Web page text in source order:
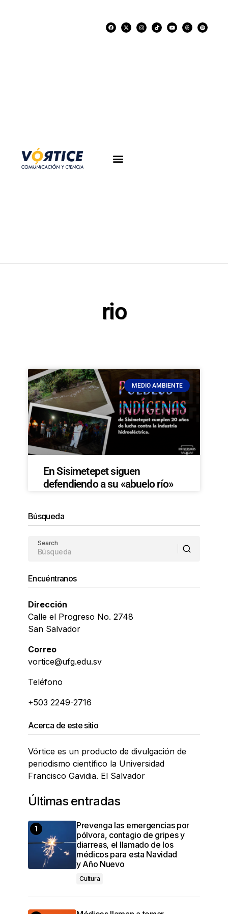
rio
MEDIO AMBIENTE
En Sisimetepet siguen
defendiendo a su «abuelo río»
Búsqueda
Search
Encuéntranos
Dirección
Calle el Progreso No. 2748
San Salvador
Correo
vortice@ufg.edu.sv
Teléfono
+503 2249-2716
Acerca de este sitio
Vórtice es un producto de divulgación de
periodismo científico la Universidad
Francisco Gavidia. El Salvador
Últimas entradas
Prevenga las emergencias por
pólvora, contagio de gripes y
diarreas, el llamado de los
médicos para esta Navidad
y Año Nuevo
Cultura